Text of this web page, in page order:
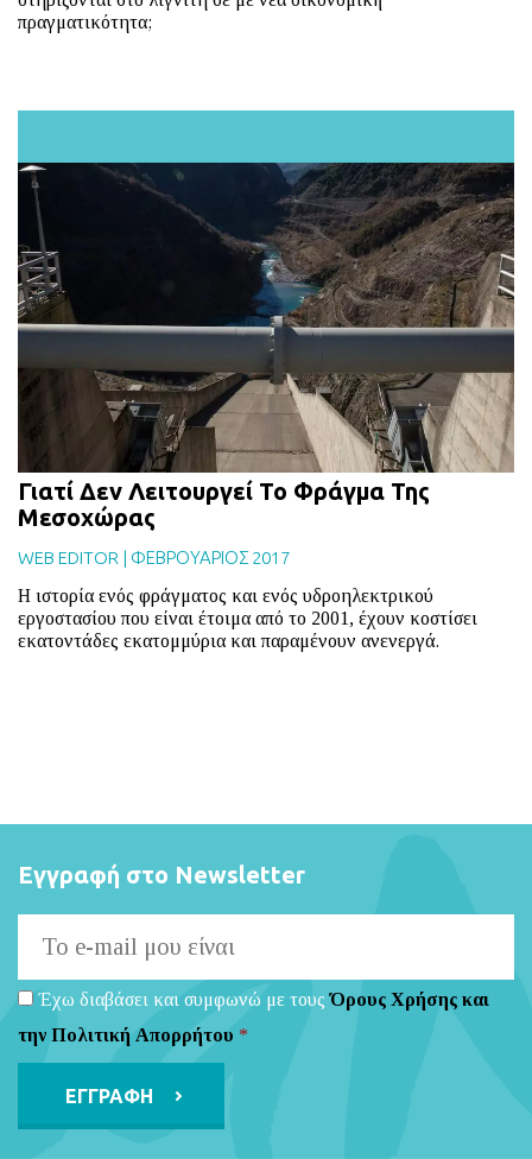
πραγματικότητα;
Γιατί Δεν Λειτουργεί Το Φράγμα Της
Μεσοχώρας
WEB EDITOR | ΦΕΒΡΟΥΑΡΙΟΣ 2017
Η ιστορία ενός φράγματος και ενός υδροηλεκτρικού
εργοστασίου που είναι έτοιμα από το 2001, έχουν κοστίσει
εκατοντάδες εκατομμύρια και παραμένουν ανενεργά.
Εγγραφή στο Newsletter
Έχω διαβάσει και συμφωνώ με τουςΌρους Χρήσης και
την Πολιτική Απορρήτου *